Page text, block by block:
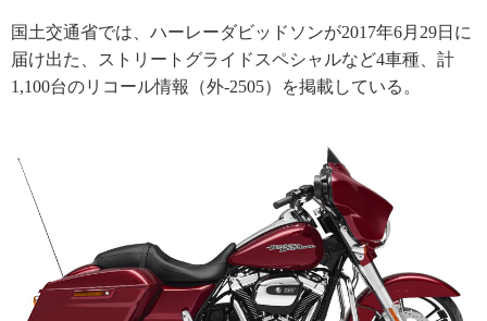
国土交通省では、ハーレーダビッドソンが2017年6月29日に
届け出た、ストリートグライドスペシャルなど4車種、計
1,100台のリコール情報（外-2505）を掲載している。